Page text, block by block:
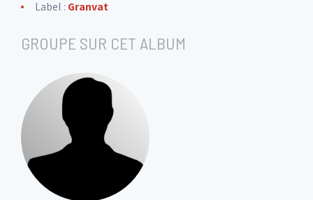
Label : Granvat
GROUPE SUR CET ALBUM